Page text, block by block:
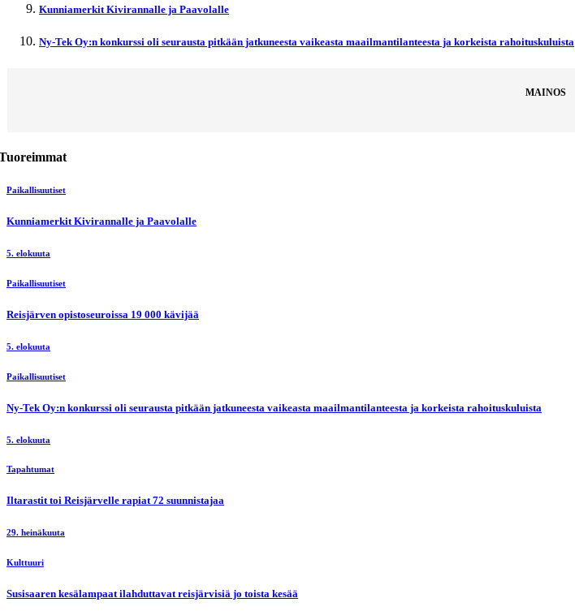
Kunniamerkit Kivirannalle ja Paavolalle
Ny-Tek Oy:n konkurssi oli seurausta pitkään jatkuneesta vaikeasta maailmantilanteesta ja korkeista rahoituskuluista
MAINOS
Paikallisuutiset
Kunniamerkit Kivirannalle ja Paavolalle
5. elokuuta
Paikallisuutiset
Reisjärven opistoseuroissa 19 000 kävijää
5. elokuuta
Paikallisuutiset
Ny-Tek Oy:n konkurssi oli seurausta pitkään jatkuneesta vaikeasta maailmantilanteesta ja korkeista rahoituskuluista
5. elokuuta
Tapahtumat
Iltarastit toi Reisjärvelle rapiat 72 suunnistajaa
29. heinäkuuta
Kulttuuri
Susisaaren kesälampaat ilahduttavat reisjärvisiä jo toista kesää